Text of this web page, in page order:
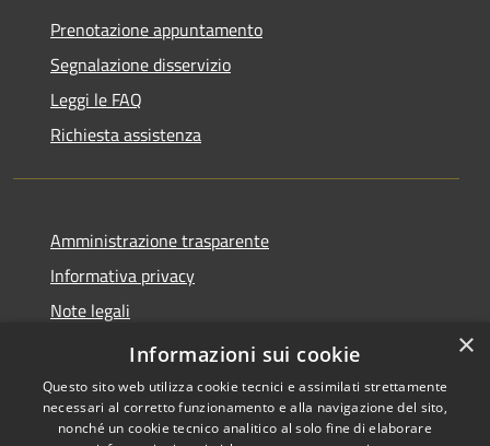
Prenotazione appuntamento
Segnalazione disservizio
Leggi le FAQ
Richiesta assistenza
Amministrazione trasparente
Informativa privacy
Note legali
Dichiarazione di accessibilità
×
Informazioni sui cookie
Questo sito web utilizza cookie tecnici e assimilati strettamente
necessari al corretto funzionamento e alla navigazione del sito,
nonché un cookie tecnico analitico al solo fine di elaborare